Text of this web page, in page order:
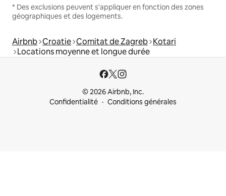
* Des exclusions peuvent s'appliquer en fonction des zones
géographiques et des logements.
Airbnb Croatie Comitat de Zagreb Kotari
Locations moyenne et longue durée
© 2026 Airbnb, Inc.
Confidentialité
Conditions générales